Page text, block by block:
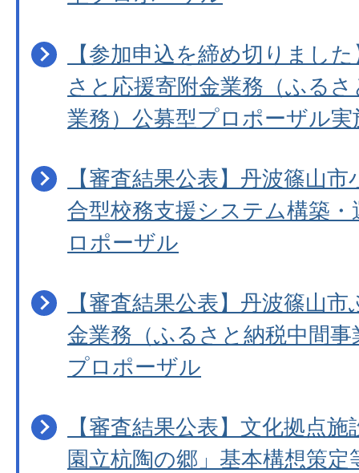
【参加申込を締め切りまし
さと応援寄附金業務（ふる
業務）公募型プロポーザル
【審査結果公表】丹波篠山
合型校務支援システム構築
ロポーザル
【審査結果公表】丹波篠山
金業務（ふるさと納税中間
プロポーザル
【審査結果公表】文化拠点
園立杭陶の郷」基本構想策定